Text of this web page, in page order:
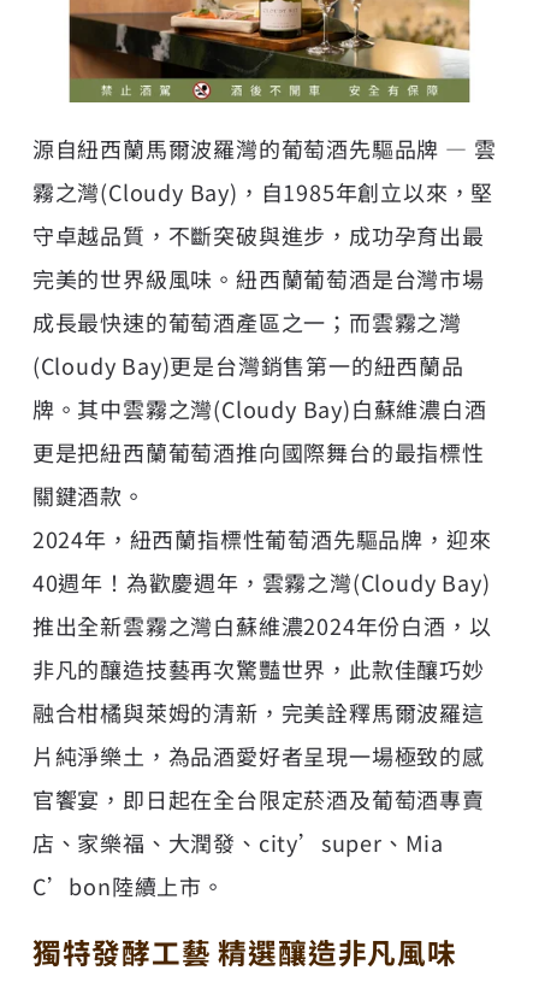
源自紐西蘭馬爾波羅灣的葡萄酒先驅品牌 — 雲
霧之灣(Cloudy Bay)，自1985年創立以來，堅
守卓越品質，不斷突破與進步，成功孕育出最
完美的世界級風味。紐西蘭葡萄酒是台灣市場
成長最快速的葡萄酒產區之一；而雲霧之灣
(Cloudy Bay)更是台灣銷售第一的紐西蘭品
牌。其中雲霧之灣(Cloudy Bay)白蘇維濃白酒
更是把紐西蘭葡萄酒推向國際舞台的最指標性
關鍵酒款。
2024年，紐西蘭指標性葡萄酒先驅品牌，迎來
40週年！為歡慶週年，雲霧之灣(Cloudy Bay)
推出全新雲霧之灣白蘇維濃2024年份白酒，以
非凡的釀造技藝再次驚豔世界，此款佳釀巧妙
融合柑橘與萊姆的清新，完美詮釋馬爾波羅這
片純淨樂土，為品酒愛好者呈現一場極致的感
官饗宴，即日起在全台限定菸酒及葡萄酒專賣
店、家樂福、大潤發、city’super、Mia
C’bon陸續上市。
獨特發酵工藝 精選釀造非凡風味